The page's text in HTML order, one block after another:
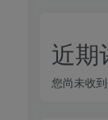
近期
您尚未收到